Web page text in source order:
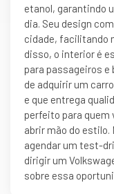
etanol, garantindo
dia. Seu design
cidade, facilitando
disso, o interior é
para passageiros e
de adquirir um
e que entrega
perfeito para quem
abrir mão do estilo.
agendar um test-
dirigir um
sobre essa